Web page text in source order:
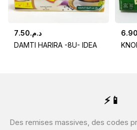
د.م.7.50
DAMTI HARIRA -8U- IDEA
6.90
⚡📱
Des remises massives, des codes